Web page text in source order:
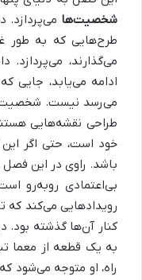
شخصیت‌ها می‌پردازد.
طرح‌هایی که به طور
می‌گذارند،
ادامه می‌یابد، جایی
می‌رسد نیست.
طراحی نقشه‌هایی
خود است، حتی اگر
باشد. راوی در این فصل
بی‌اعتمادی روبه‌رو
رویدادهایی می‌کند که
کنار آن‌ها گذشته بود.
به یک قطعه از معما
راه، او متوجه می‌شود